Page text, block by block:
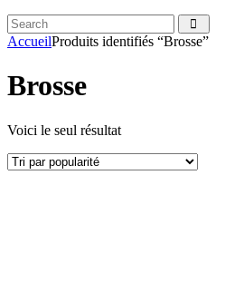
Search
facebook
instagramm
AccueilProduits identifiés “Brosse”
Brosse
Voici le seul résultat